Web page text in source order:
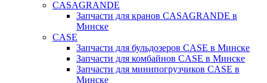
CASAGRANDE
Запчасти для кранов CASAGRANDE в
Минске
CASE
Запчасти для бульдозеров CASE в Минске
Запчасти для комбайнов CASE в Минске
Запчасти для минипогрузчиков CASE в
Минске